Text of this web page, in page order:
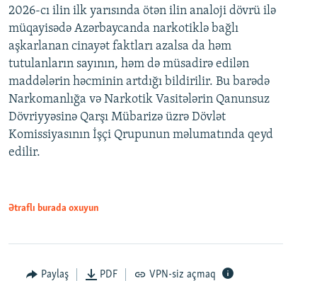
2026-cı ilin ilk yarısında ötən ilin analoji dövrü ilə
müqayisədə Azərbaycanda narkotiklə bağlı
aşkarlanan cinayət faktları azalsa da həm
tutulanların sayının, həm də müsadirə edilən
maddələrin həcminin artdığı bildirilir. Bu barədə
Narkomanlığa və Narkotik Vasitələrin Qanunsuz
Dövriyyəsinə Qarşı Mübarizə üzrə Dövlət
Komissiyasının İşçi Qrupunun məlumatında qeyd
edilir.
Ətraflı burada oxuyun
Paylaş PDF VPN-siz açmaq